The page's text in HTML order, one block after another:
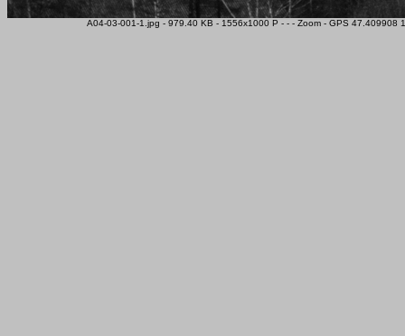
A04-03-001-1.jpg - 979.40 KB - 1556x1000 P - - - Zoom - GPS